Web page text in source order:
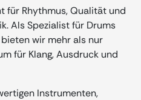
für Rhythmus, Qualität und
Als Spezialist für Drums
wir mehr als nur
für Klang, Ausdruck und
Instrumenten,